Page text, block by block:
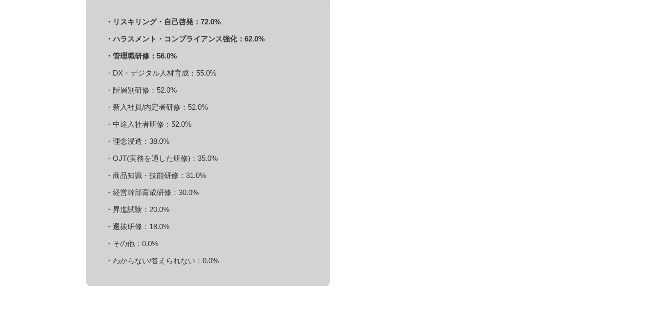
・リスキリング・自己啓発：72.0%
・ハラスメント・コンプライアンス強化：62.0%
・管理職研修：56.0%
・DX・デジタル人材育成：55.0%
・階層別研修：52.0%
・新入社員/内定者研修：52.0%
・中途入社者研修：52.0%
・理念浸透：38.0%
・OJT(実務を通した研修)：35.0%
・商品知識・技能研修：31.0%
・経営幹部育成研修：30.0%
・昇進試験：20.0%
・選抜研修：18.0%
・その他：0.0%
・わからない/答えられない：0.0%